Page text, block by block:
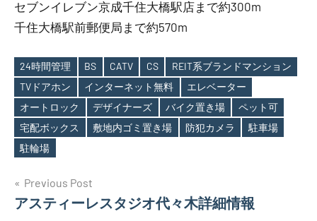
セブンイレブン京成千住大橋駅店まで約300m
千住大橋駅前郵便局まで約570m
Tags
24時間管理 BS CATV CS
REIT系ブランドマンション
TVドアホン
インターネット無料
エレベーター
オートロック
デザイナーズ バイク置き場
ペット可
宅配ボックス
敷地内ゴミ置き場 防犯カメラ
駐車場
駐輪場
投
稿
Previous Post
アスティーレスタジオ代々木詳細情報